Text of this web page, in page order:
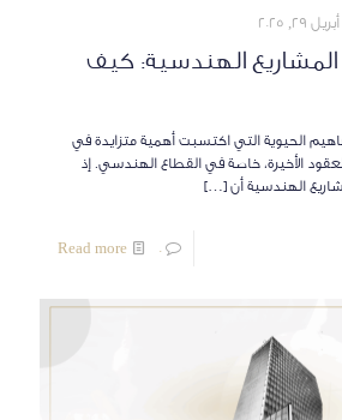
أبريل 29, 2025
المشاريع الهندسية: كيف
الحيوية التي اكتسبت أهمية متزايدة في
الأخيرة، خاصة في القطاع الهندسي. إذ
الهندسية أن […]
0
Read more